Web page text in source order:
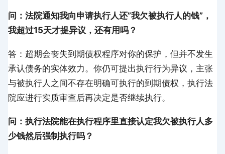
问：法院通知我向申请执行人还”我欠被执行人的钱”，
我超过15天才提异议，还有用吗？
答：超期会丧失到期债权程序对你的保护，但并不发生
承认债务的实体效力。你仍可提出执行行为异议，主张
与被执行人之间不存在明确可执行的到期债权，执行法
院应进行实质审查后再决定是否继续执行。
问：执行法院能在执行程序里直接认定我欠被执行人多
少钱然后强制执行吗？